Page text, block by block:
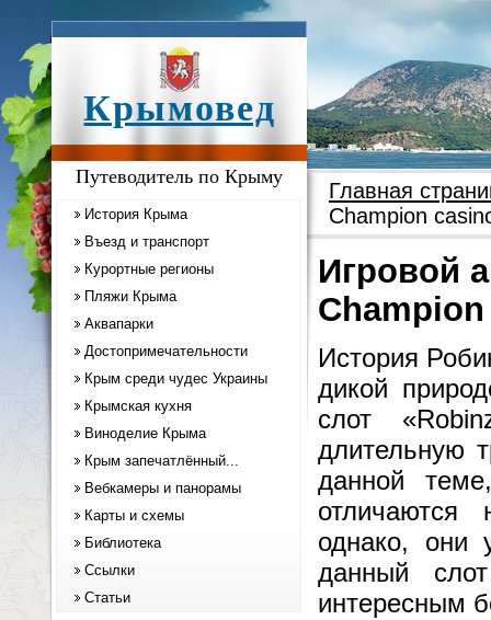
Крымовед
Путеводитель по Крыму
История Крыма
Въезд и транспорт
Курортные регионы
Пляжи Крыма
Аквапарки
Достопримечательности
Крым среди чудес Украины
Крымская кухня
Виноделие Крыма
Крым запечатлённый...
Вебкамеры и панорамы
Карты и схемы
Библиотека
Ссылки
Статьи
Главная
Champion
Игровой
История
дикой
слот
длительную
данной
отличаются
однако, они
данный
интересным